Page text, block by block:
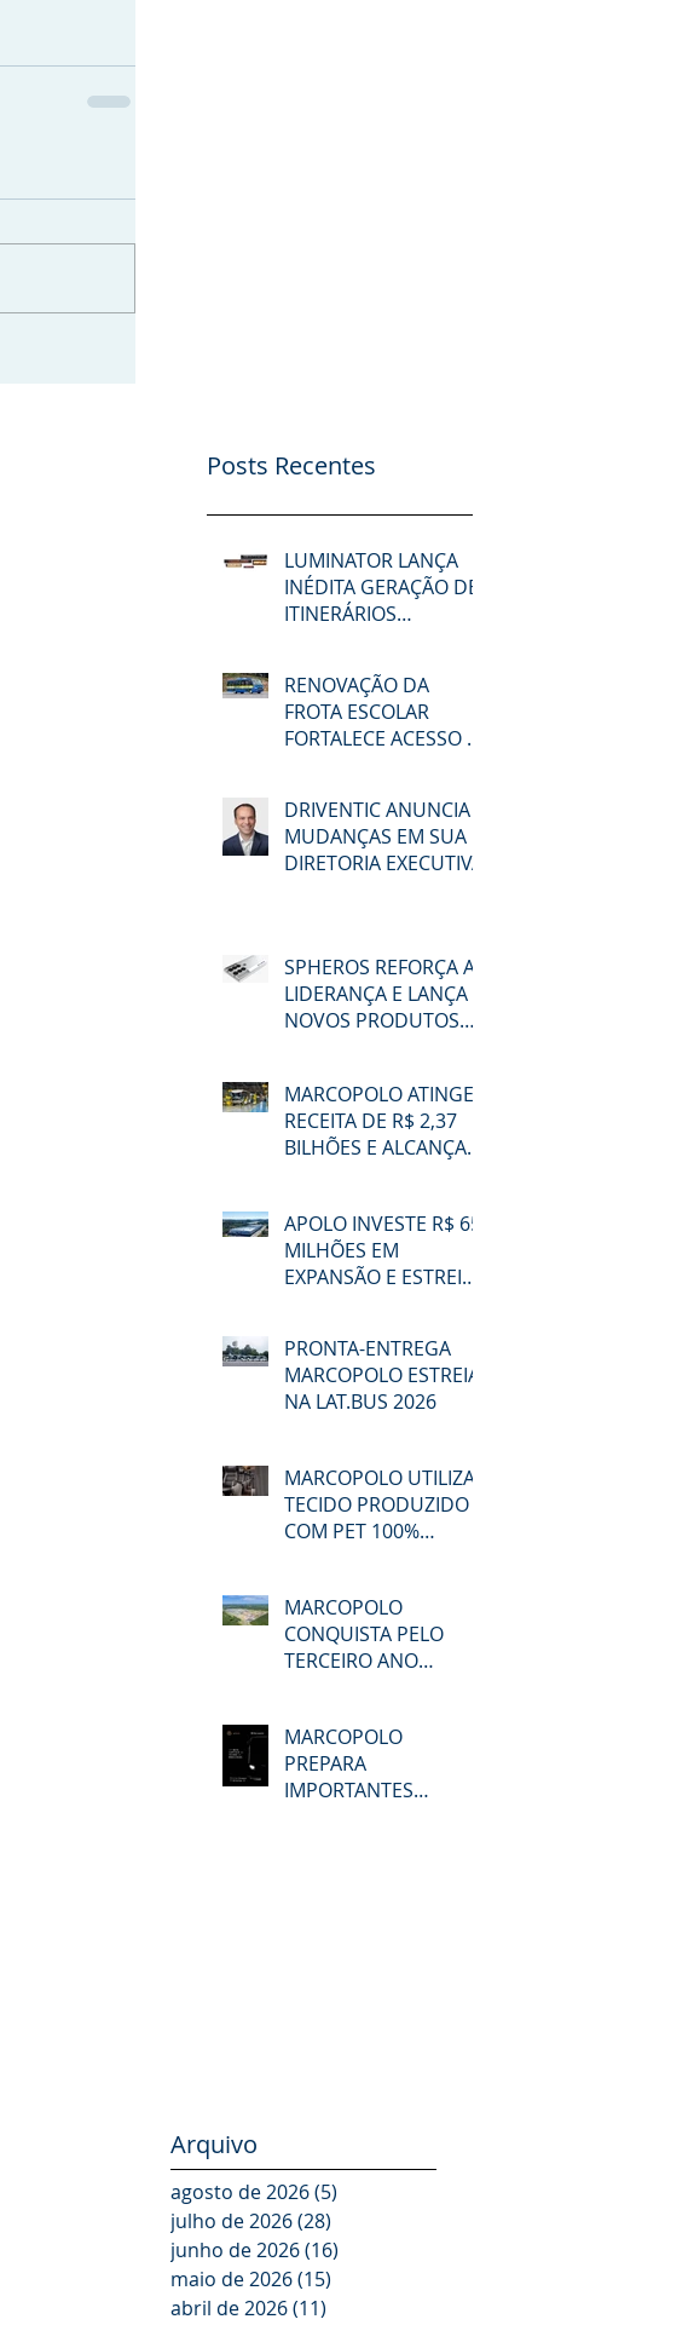
Posts Recentes
LUMINATOR LANÇA
INÉDITA GERAÇÃO DE
ITINERÁRIOS
RENOVAÇÃO DA
FROTA ESCOLAR
FORTALECE ACESSO À
MACAÉ
DRIVENTIC ANUNCIA
MUDANÇAS EM SUA
DIRETORIA EXECUTIVA
SPHEROS REFORÇA A
LIDERANÇA E LANÇA
NOVOS PRODUTOS
MARCOPOLO ATINGE
RECEITA DE R$ 2,37
BILHÕES E ALCANÇA
MERCADO BRASILEIRO
NO 2T26
APOLO INVESTE R$ 65
MILHÕES EM
EXPANSÃO E ESTREIA
PRONTA-ENTREGA
MARCOPOLO ESTREIA
NA LAT.BUS 2026
MARCOPOLO UTILIZA
TECIDO PRODUZIDO
COM PET 100%
MARCOPOLO
CONQUISTA PELO
TERCEIRO ANO
GPTW
MARCOPOLO
PREPARA
IMPORTANTES
Arquivo
agosto de 2026(5)
julho de 2026(28)
junho de 2026(16)
maio de 2026(15)
abril de 2026(11)